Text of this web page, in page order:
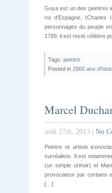
Goya est un des peintres
roi d’Espagne,
personnages du peuple
1789, il est resté célèbre
Tags: peintre
Posted in 2000 ans
Marcel
août 27th, 2013 | No
Peintre et artiste
surréaliste. Il est
(un simple urinoir) et
provocateur par certains
[…]